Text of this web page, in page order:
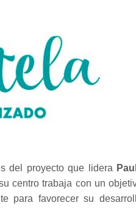
del proyecto que lidera
centro trabaja con un
para favorecer su